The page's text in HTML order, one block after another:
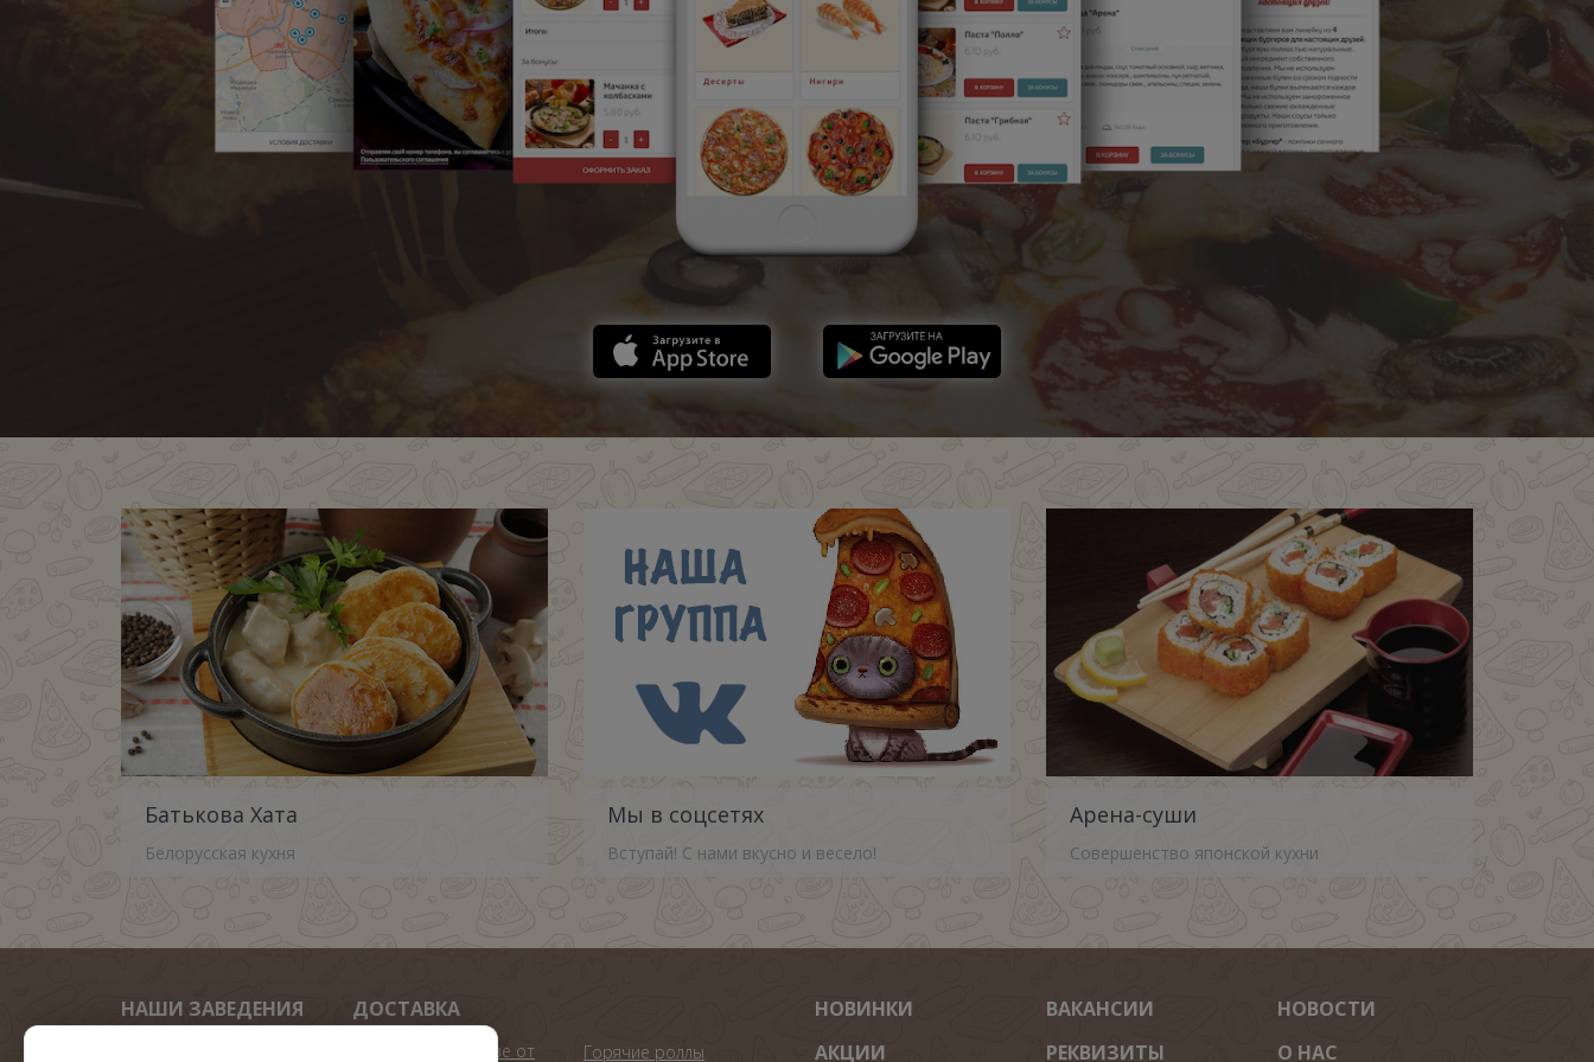
Батькова Хата
Белорусская кухня
Мы в соцсетях
Вступай! С нами вкусно и весело!
Арена-суши
Совершенство японской кухни
НАШИ ЗАВЕДЕНИЯ ДОСТАВКА
Подарок при заказе от Горячие роллы
НОВИНКИ
АКЦИИ
ВАКАНСИИ
РЕКВИЗИТЫ
НОВОСТИ
О НАС